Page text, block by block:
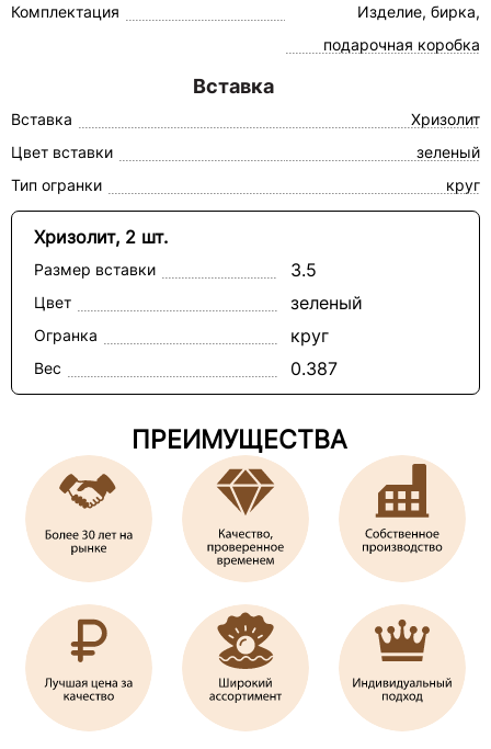
Комплектация
Изделие, бирка,
подарочная коробка
Вставка
Вставка
Хризолит
Цвет вставки
зеленый
Тип огранки
круг
Хризолит, 2 шт.
Размер вставки 3.5
Цвет зеленый
Огранка круг
Вес 0.387
ПРЕИМУЩЕСТВА